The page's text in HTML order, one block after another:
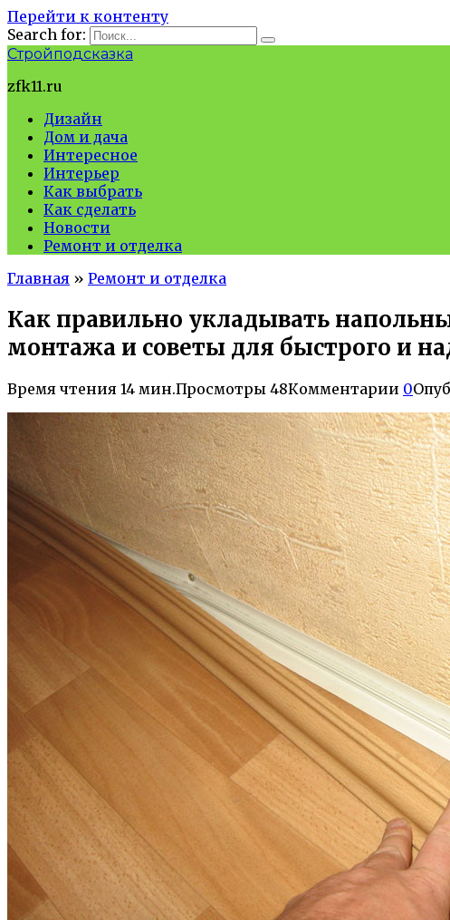
Перейти к контенту
Search for:
Стройподсказка
zfk11.ru
Дизайн
Дом и дача
Интересное
Интерьер
Как выбрать
Как сделать
Новости
Ремонт и отделка
Главная » Ремонт и отделка
Как правильно укладывать
монтажа и советы для быстрого и
Время чтения 14 мин.Просмотры 48Комментарии 0